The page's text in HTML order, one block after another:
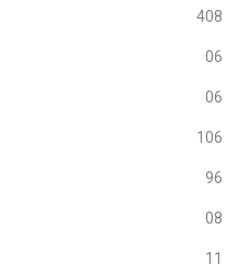
408
06
06
106
96
08
11